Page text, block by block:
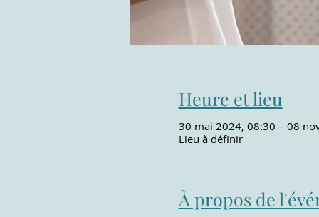
Heure et lieu
30 mai 2024, 08:30 – 08
Lieu à définir
À propos de